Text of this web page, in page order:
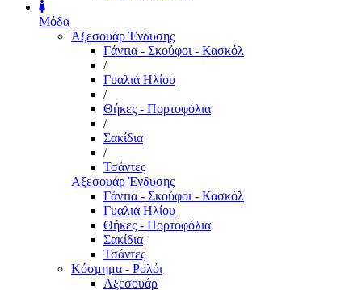
Μόδα
Αξεσουάρ Ένδυσης
Γάντια - Σκούφοι - Κασκόλ
/
Γυαλιά Ηλίου
/
Θήκες - Πορτοφόλια
/
Σακίδια
/
Τσάντες
Αξεσουάρ Ένδυσης
Γάντια - Σκούφοι - Κασκόλ
Γυαλιά Ηλίου
Θήκες - Πορτοφόλια
Σακίδια
Τσάντες
Κόσμημα - Ρολόι
Αξεσουάρ